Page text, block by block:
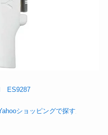
ES9287
ショッピングで探す